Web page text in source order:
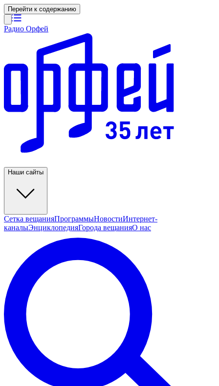
Перейти к содержанию
Радио Орфей
Наши сайты
Сетка вещанияПрограммыНовостиИнтернет-
каналыЭнциклопедияГорода вещанияО нас